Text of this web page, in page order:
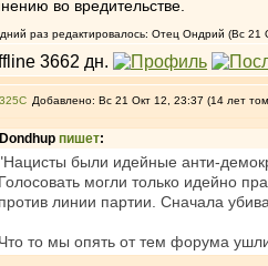
во вредительстве.
раз редактировалось: Отец Ондрий (Вс 21
Добавлено: Вс 21 Окт 12, 23:37 (14 лет
Dondhup пишет:
были идейные анти-
Голосовать могли только идейно
против линии партии. Сначала
Что то мы опять от тем форума